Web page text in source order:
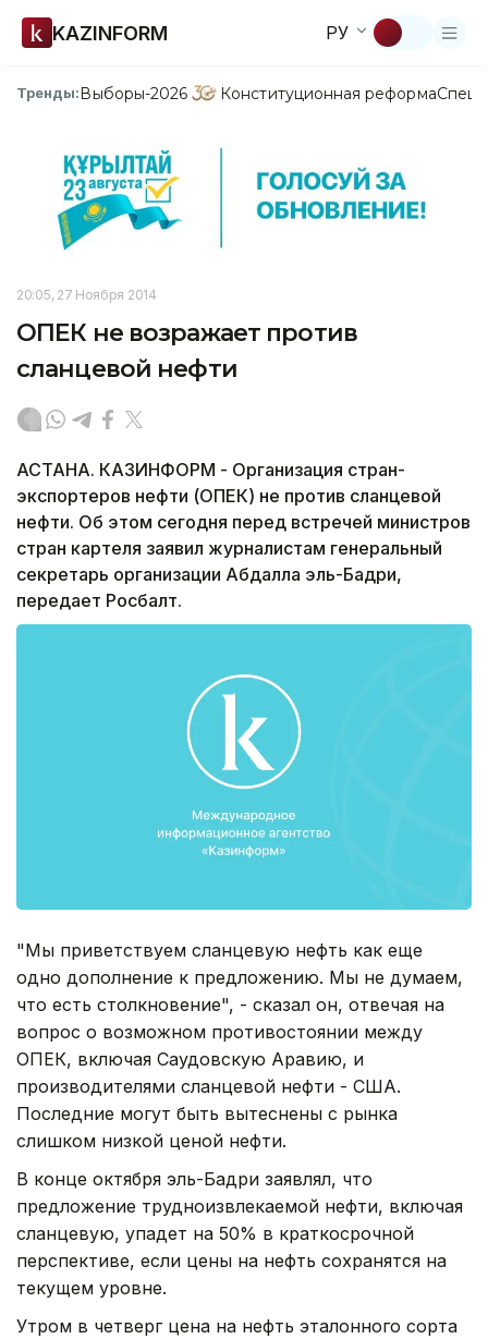
KAZINFORM РУ
Тренды:Выборы-2026 Конституционная реформа
20:05, 27 Ноября 2014
ОПЕК не возражает против
сланцевой нефти
АСТАНА. КАЗИНФОРМ - Организация стран-
экспортеров нефти (ОПЕК) не против сланцевой
нефти. Об этом сегодня перед встречей министров
стран картеля заявил журналистам генеральный
секретарь организации Абдалла эль-Бадри,
передает Росбалт.
"Мы приветствуем сланцевую нефть как еще
одно дополнение к предложению. Мы не думаем,
что есть столкновение", - сказал он, отвечая на
вопрос о возможном противостоянии между
ОПЕК, включая Саудовскую Аравию, и
производителями сланцевой нефти - США.
Последние могут быть вытеснены с рынка
слишком низкой ценой нефти.
В конце октября эль-Бадри заявлял, что
предложение трудноизвлекаемой нефти, включая
сланцевую, упадет на 50% в краткосрочной
перспективе, если цены на нефть сохранятся на
текущем уровне.
Утром в четверг цена на нефть эталонного сорта